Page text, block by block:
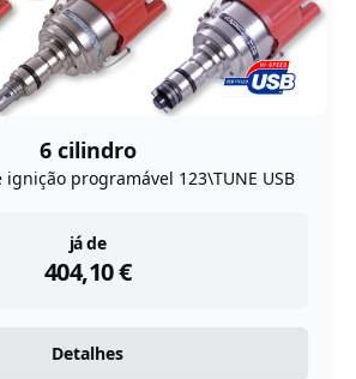
6 cilindro
programável 123\TUNE USB
já de
404,10€
instock
Detalhes